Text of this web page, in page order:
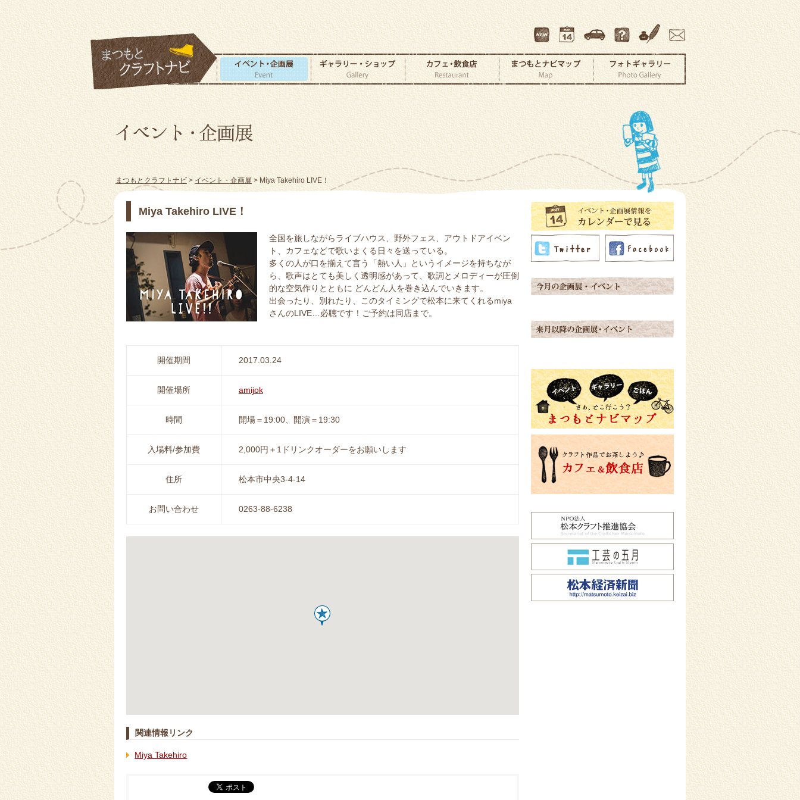
まつもとクラフトナビ > イベント・企画展> Miya Takehiro LIVE！
Miya Takehiro LIVE！
全国を旅しながらライブハウス、野外フェス、アウトドアイベン
ト、カフェなどで歌いまくる日々を送っている。
多くの人が口を揃えて言う「熱い人」というイメージを持ちなが
ら、歌声はとても美しく透明感があって、歌詞とメロディーが圧倒
的な空気作りとともに どんどん人を巻き込んでいきます。
出会ったり、別れたり、このタイミングで松本に来てくれるmiya
さんのLIVE…必聴です！ご予約は同店まで。
開催期間 2017.03.24
開催場所 amijok
時間 開場＝19:00、開演＝19:30
入場料/参加費 2,000円＋1ドリンクオーダーをお願いします
住所 松本市中央3-4-14
お問い合わせ 0263-88-6238
関連情報リンク
Miya Takehiro